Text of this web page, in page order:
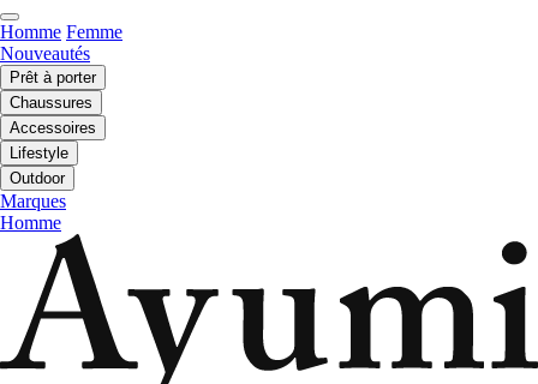
Homme Femme
Nouveautés
Prêt à porter
Chaussures
Accessoires
Lifestyle
Outdoor
Marques
Homme